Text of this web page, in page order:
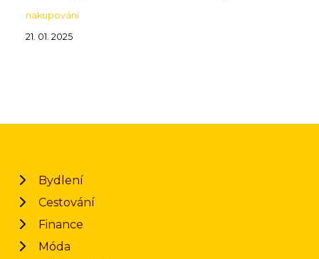
nakupování
21. 01. 2025
Bydlení
Cestování
Finance
Móda